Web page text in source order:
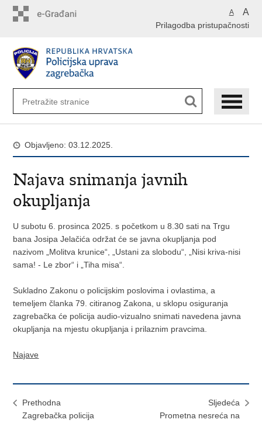
A A
Prilagodba pristupačnosti
Objavljeno: 03.12.2025.
Najava snimanja javnih
okupljanja
U subotu 6. prosinca 2025. s početkom u 8.30 sati na Trgu
bana Josipa Jelačića održat će se javna okupljanja pod
nazivom „Molitva krunice“, „Ustani za slobodu“, „Nisi kriva-nisi
sama! - Le zbor“ i „Tiha misa“.
Sukladno Zakonu o policijskim poslovima i ovlastima, a
temeljem članka 79. citiranog Zakona, u sklopu osiguranja
zagrebačka će policija audio-vizualno snimati navedena javna
okupljanja na mjestu okupljanja i prilaznim pravcima.
Najave
Prethodna
Zagrebačka policija
Sljedeća
Prometna nesreća na